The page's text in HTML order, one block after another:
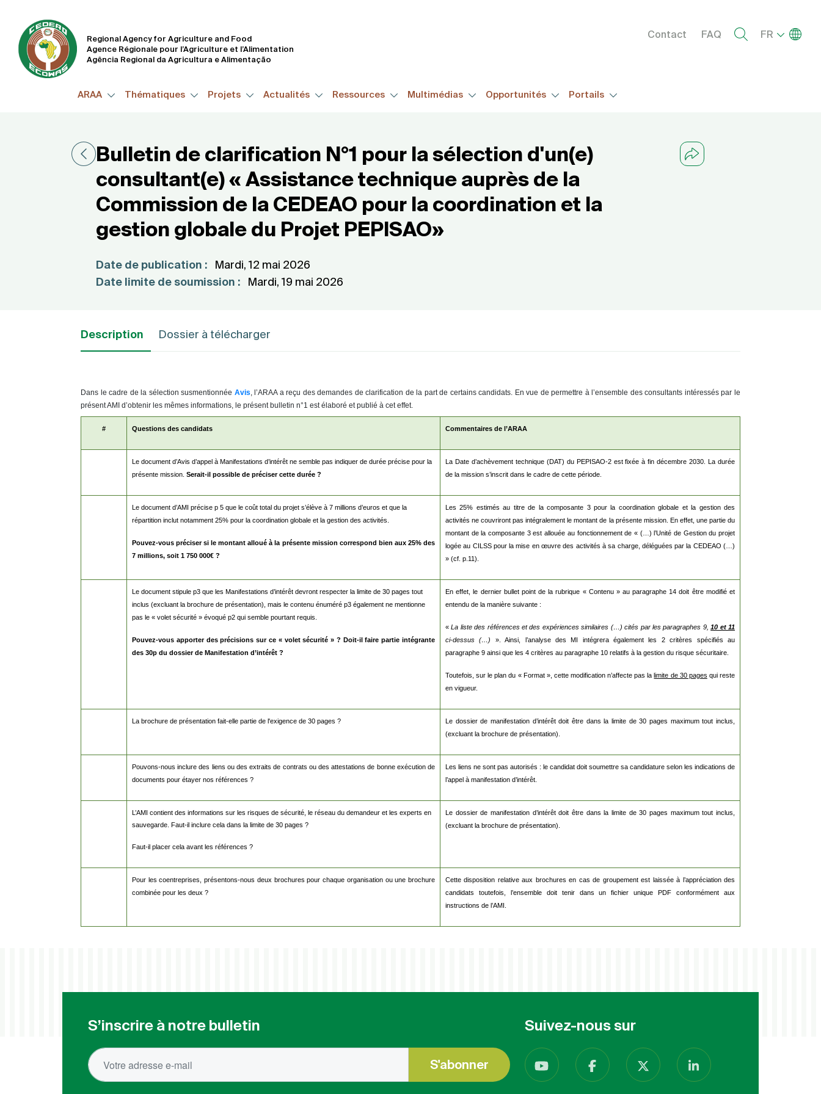
Regional Agency for Agriculture and Food
Agence Régionale pour l’Agriculture et l’Alimentation
Agência Regional da Agricultura e Alimentação
Menu right
Contact FAQ FR
Lister
ARAA Thématiques Projets Actualités Ressources Multimédias Opportunités Portails
Bulletin de clarification N°1 pour la sélection d'un(e)
consultant(e) « Assistance technique auprès de la
Commission de la CEDEAO pour la coordination et la
gestion globale du Projet PEPISAO»
Date de publication :
Mardi, 12 mai 2026
Date limite de soumission :
Mardi, 19 mai 2026
Description Dossier à télécharger
Dans le cadre de la sélection susmentionnée Avis, l’ARAA a reçu des demandes de clarification de la part de certains candidats. En vue de permettre à l’ensemble des consultants intéressés par le
présent AMI d’obtenir les mêmes informations, le présent bulletin n°1 est élaboré et publié à cet effet.
# Questions des candidats Commentaires de l’ARAA
Le document d’Avis d’appel à Manifestations d’intérêt ne semble pas indiquer de durée précise pour la
présente mission. Serait-il possible de préciser cette durée ?
La Date d’achèvement technique (DAT) du PEPISAO-2 est fixée à fin décembre 2030. La durée
de la mission s’inscrit dans le cadre de cette période.
Le document d’AMI précise p 5 que le coût total du projet s’élève à 7 millions d’euros et que la
répartition inclut notamment 25% pour la coordination globale et la gestion des activités.
Pouvez-vous préciser si le montant alloué à la présente mission correspond bien aux 25% des
7 millions, soit 1 750 000€ ?
Les 25% estimés au titre de la composante 3 pour la coordination globale et la gestion des
activités ne couvriront pas intégralement le montant de la présente mission. En effet, une partie du
montant de la composante 3 est allouée au fonctionnement de « (…) l’Unité de Gestion du projet
logée au CILSS pour la mise en œuvre des activités à sa charge, déléguées par la CEDEAO (…)
» (cf. p.11).
Le document stipule p3 que les Manifestations d’intérêt devront respecter la limite de 30 pages tout
inclus (excluant la brochure de présentation), mais le contenu énuméré p3 également ne mentionne
pas le « volet sécurité » évoqué p2 qui semble pourtant requis.
Pouvez-vous apporter des précisions sur ce « volet sécurité » ? Doit-il faire partie intégrante
des 30p du dossier de Manifestation d’intérêt ?
En effet, le dernier bullet point de la rubrique « Contenu » au paragraphe 14 doit être modifié et
entendu de la manière suivante :
«La liste des références et des expériences similaires (…) cités par les paragraphes 9,10 et 11
ci-dessus (…)
». Ainsi, l’analyse des MI intégrera également les 2 critères spécifiés au
paragraphe 9 ainsi que les 4 critères au paragraphe 10 relatifs à la gestion du risque sécuritaire.
Toutefois, sur le plan du « Format », cette modification n’affecte pas lalimite de 30 pages qui reste
en vigueur.
La brochure de présentation fait-elle partie de l'exigence de 30 pages ?
Le dossier de manifestation d’intérêt doit être dans la limite de 30 pages maximum tout inclus,
(excluant la brochure de présentation).
Pouvons-nous inclure des liens ou des extraits de contrats ou des attestations de bonne exécution de
documents pour étayer nos références ?
Les liens ne sont pas autorisés : le candidat doit soumettre sa candidature selon les indications de
l’appel à manifestation d’intérêt.
L’AMI contient des informations sur les risques de sécurité, le réseau du demandeur et les experts en
sauvegarde. Faut-il inclure cela dans la limite de 30 pages ?
Faut-il placer cela avant les références ?
Le dossier de manifestation d’intérêt doit être dans la limite de 30 pages maximum tout inclus,
(excluant la brochure de présentation).
Pour les coentreprises, présentons-nous deux brochures pour chaque organisation ou une brochure
combinée pour les deux ?
Cette disposition relative aux brochures en cas de groupement est laissée à l’appréciation des
candidats toutefois, l’ensemble doit tenir dans un fichier unique PDF conformément aux
instructions de l’AMI.
S’inscrire à notre bulletin
S'abonner
Suivez-nous sur